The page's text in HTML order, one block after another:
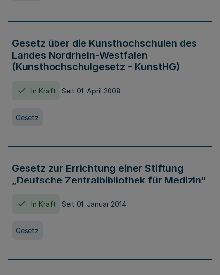
Gesetz über die Kunsthochschulen des
Landes Nordrhein-Westfalen
(Kunsthochschulgesetz - KunstHG)
In Kraft Seit 01. April 2008
Gesetz
Gesetz zur Errichtung einer Stiftung
„Deutsche Zentralbibliothek für Medizin“
In Kraft Seit 01. Januar 2014
Gesetz